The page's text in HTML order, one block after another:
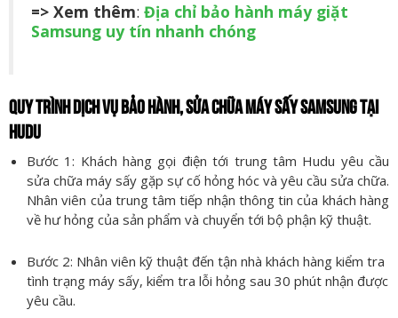
=> Xem thêm: Địa chỉ bảo hành máy giặt
Samsung uy tín nhanh chóng
QUY TRÌNH DỊCH VỤ BẢO HÀNH, SỬA CHỮA MÁY SẤY SAMSUNG TẠI
HUDU
Bước 1: Khách hàng gọi điện tới trung tâm Hudu yêu cầu
sửa chữa máy sấy gặp sự cố hỏng hóc và yêu cầu sửa chữa.
Nhân viên của trung tâm tiếp nhận thông tin của khách hàng
về hư hỏng của sản phẩm và chuyển tới bộ phận kỹ thuật.
Bước 2: Nhân viên kỹ thuật đến tận nhà khách hàng kiểm tra
tình trạng máy sấy, kiểm tra lỗi hỏng sau 30 phút nhận được
yêu cầu.